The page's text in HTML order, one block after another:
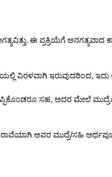
ಈ ಪ್ರಕ್ರಿಯೆಗೆ ಅನಗತ್ಯವಾದ
ವಿರಳವಾಗಿ ಇರುವುದರಿಂದ,
ಸಹ, ಅದರ ಮೇಲೆ
ಅವರ ಮುದ್ರೆ/ಸಹಿ